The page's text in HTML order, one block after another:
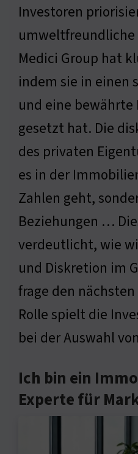
Investoren
Medici Group hat
indem sie in einen
und eine
gesetzt hat. Die
des privaten
es in der
Zahlen geht,
Beziehungen …
verdeutlicht, wie
und Diskretion im
frage den
Rolle spielt die
bei der Auswahl
Ich bin ein
Experte für